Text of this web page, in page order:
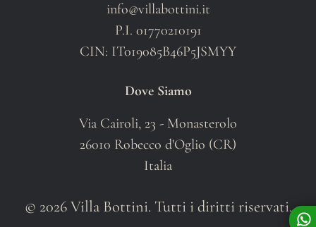
info@villabottini.it
P.I. 01770210191
CIN: IT019085B46P5JSMYY
Dove Siamo
Via Cairoli, 23 - Monasterolo
26010 Robecco d'Oglio (CR)
Italia
© 2026 Villa Bottini. Tutti i diritti riservati.